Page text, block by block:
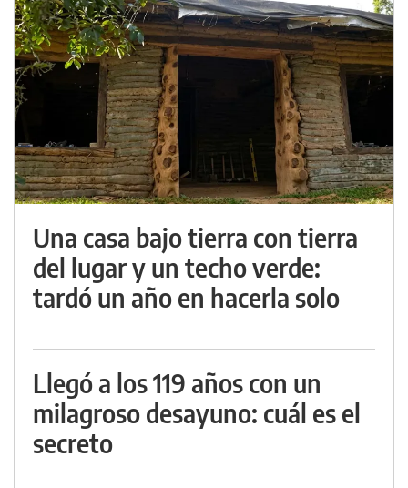
Una casa bajo tierra con tierra
del lugar y un techo verde:
tardó un año en hacerla solo
Llegó a los 119 años con un
milagroso desayuno: cuál es el
secreto